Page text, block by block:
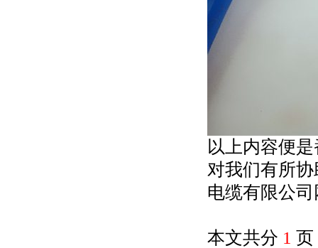
以上内容便
对我们有所
电缆有限公
本文共分 1 页